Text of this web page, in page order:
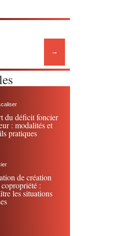
du déficit foncier
: modalités et
pratiques
de création
copropriété :
les situations